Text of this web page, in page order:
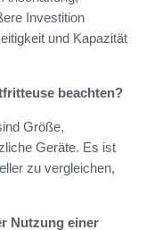
Investition
und Kapazität
beachten?
Größe,
Geräte. Es ist
zu vergleichen,
Nutzung einer